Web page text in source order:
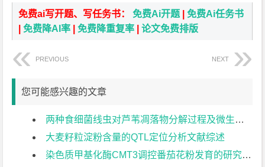
免费ai写开题、写任务书：免费Ai开题 |免费Ai任务书
|免费降AI率 |免费降重复率 |论文免费排版
PREVIOUS NEXT
您可能感兴趣的文章
两种食细菌线虫对芦苇凋落物分解过程及微生物群落特征的影响文献综述
大麦籽粒淀粉含量的QTL定位分析文献综述
染色质甲基化酶CMT3调控番茄花粉发育的研究文献综述